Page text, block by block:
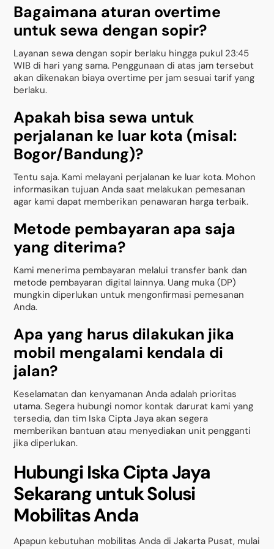
Bagaimana aturan overtime
untuk sewa dengan sopir?
Layanan sewa dengan sopir berlaku hingga pukul 23:45
WIB di hari yang sama. Penggunaan di atas jam tersebut
akan dikenakan biaya overtime per jam sesuai tarif yang
berlaku.
Apakah bisa sewa untuk
perjalanan ke luar kota (misal:
Bogor/Bandung)?
Tentu saja. Kami melayani perjalanan ke luar kota. Mohon
informasikan tujuan Anda saat melakukan pemesanan
agar kami dapat memberikan penawaran harga terbaik.
Metode pembayaran apa saja
yang diterima?
Kami menerima pembayaran melalui transfer bank dan
metode pembayaran digital lainnya. Uang muka (DP)
mungkin diperlukan untuk mengonfirmasi pemesanan
Anda.
Apa yang harus dilakukan jika
mobil mengalami kendala di
jalan?
Keselamatan dan kenyamanan Anda adalah prioritas
utama. Segera hubungi nomor kontak darurat kami yang
tersedia, dan tim Iska Cipta Jaya akan segera
memberikan bantuan atau menyediakan unit pengganti
jika diperlukan.
Hubungi Iska Cipta Jaya
Sekarang untuk Solusi
Mobilitas Anda
Apapun kebutuhan mobilitas Anda di Jakarta Pusat, mulai